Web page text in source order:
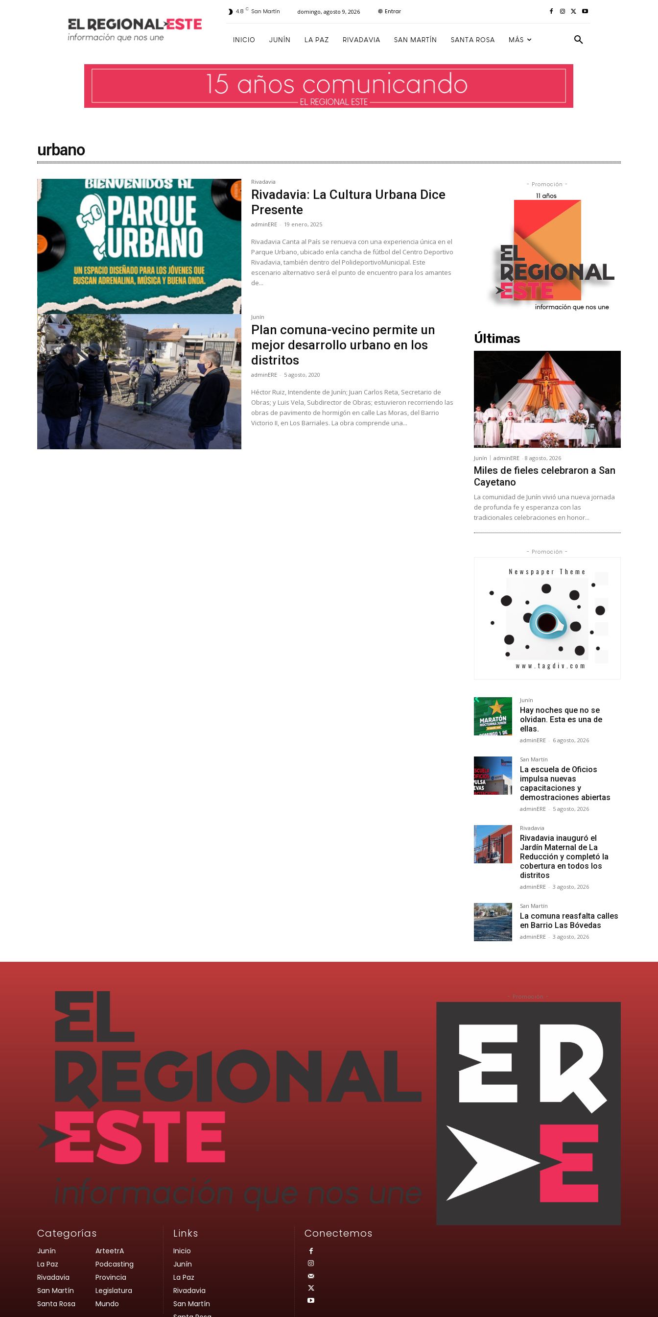
4.8 C San Martín domingo, agosto 9, 2026 Entrar
INICIO JUNÍN LA PAZ RIVADAVIA SAN MARTÍN SANTA ROSA MÁS
urbano
Rivadavia
Rivadavia: La Cultura Urbana Dice
Presente
adminERE - 19 enero, 2025
Rivadavia Canta al País se renueva con una experiencia única en el
Parque Urbano, ubicado enla cancha de fútbol del Centro Deportivo
Rivadavia, también dentro del PolideportivoMunicipal. Este
escenario alternativo será el punto de encuentro para los amantes
de...
Junín
Plan comuna-vecino permite un
mejor desarrollo urbano en los
distritos
adminERE - 5 agosto, 2020
Héctor Ruiz, Intendente de Junín; Juan Carlos Reta, Secretario de
Obras; y Luis Vela, Subdirector de Obras; estuvieron recorriendo las
obras de pavimento de hormigón en calle Las Moras, del Barrio
Victorio II, en Los Barriales. La obra comprende una...
- Promoción -
Últimas
Junín adminERE - 8 agosto, 2026
Miles de fieles celebraron a San
Cayetano
La comunidad de Junín vivió una nueva jornada
de profunda fe y esperanza con las
tradicionales celebraciones en honor...
- Promoción -
Junín
Hay noches que no se
olvidan. Esta es una de
ellas.
adminERE - 6 agosto, 2026
San Martín
La escuela de Oficios
impulsa nuevas
capacitaciones y
demostraciones abiertas
adminERE - 5 agosto, 2026
Rivadavia
Rivadavia inauguró el
Jardín Maternal de La
Reducción y completó la
cobertura en todos los
distritos
adminERE - 3 agosto, 2026
San Martín
La comuna reasfalta calles
en Barrio Las Bóvedas
adminERE - 3 agosto, 2026
Categorías
Junín
La Paz
Rivadavia
San Martín
Santa Rosa
ArteetrA
Podcasting
Provincia
Legislatura
Mundo
Links
Inicio
Junín
La Paz
Rivadavia
San Martín
Conectemos
- Promoción -